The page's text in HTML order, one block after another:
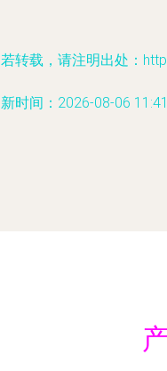
转载，请注明出处：
时间：2026-08-06